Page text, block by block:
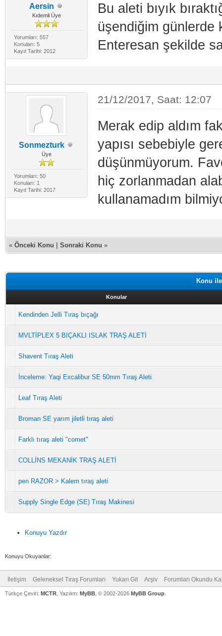
Aersin
Kıdemli Üye
Yorumları: 557
Konuları: 5
Kayıt Tarihi: 2012
Bu aleti bıyık
üşendiğim günlerde
Enteresan şekilde
Sonmezturk
Üye
Yorumları: 50
Konuları: 1
Kayıt Tarihi: 2017
21/12/2017, Saat: 12:07
Merak edip aldım
yapısı sebebiyle
düşünmüyorum.
hiç zorlanmadan
kullanamadım
« Önceki Konu Sonraki Konu »
Konu
Konular
Kendinden Jelli Tıraş bıçağı
MVLTİPLEX 5 BIÇAKLI ISLAK TRAŞ ALETİ
Shavent Tıraş Aleti
İnceleme: Yaqi Excalibur SE 50mm Tıraş Aleti
Leaf Tıraş Aleti
Broman SE yarım jiletli tıraş aleti
Farklı tıraş aleti "comet"
COLLİNS MEKANİK TRAŞ ALETİ
pen RAZOR > Kalem tıraş aleti
Supply Single Edge (SE) Tıraş Makinesi
Konuyu Yazdır
Konuyu Okuyanlar:
İletişim Geleneksel Tıraş Forumları Yukarı Git Arşiv Forumları Okundu
Türkçe Çeviri: MCTR , Yazılım: MyBB , © 2002-2026 MyBB Group